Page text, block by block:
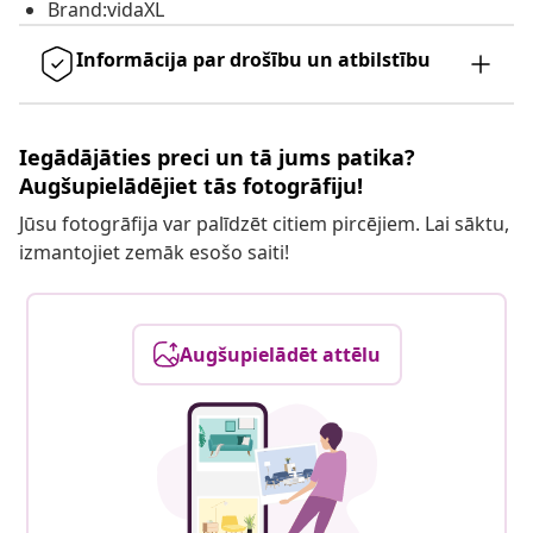
Brand:vidaXL
Informācija par drošību un atbilstību
Iegādājāties preci un tā jums patika?
Augšupielādējiet tās fotogrāfiju!
Jūsu fotogrāfija var palīdzēt citiem pircējiem. Lai sāktu,
izmantojiet zemāk esošo saiti!
Augšupielādēt attēlu